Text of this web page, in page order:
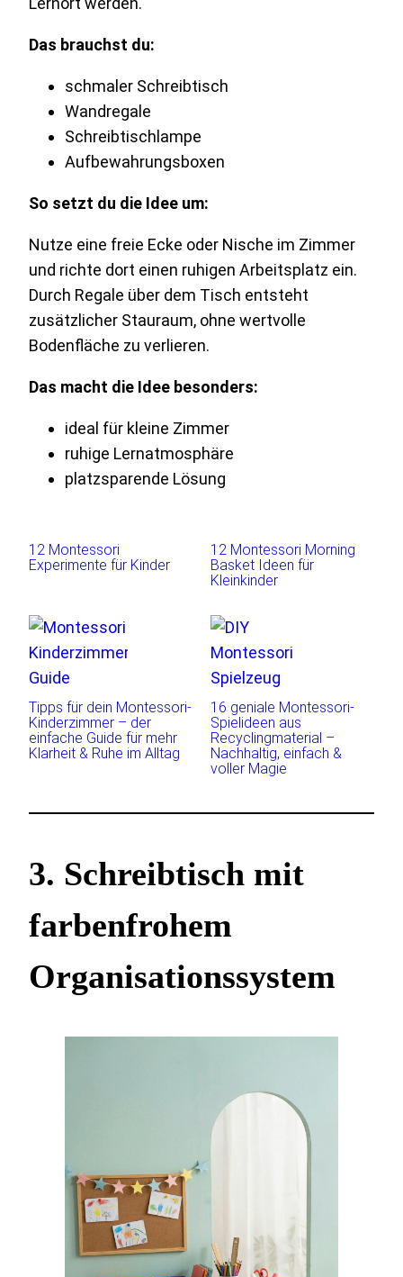
Das brauchst du:
schmaler Schreibtisch
Wandregale
Schreibtischlampe
Aufbewahrungsboxen
So setzt du die Idee um:
Nutze eine freie Ecke oder Nische im Zimmer
und richte dort einen ruhigen Arbeitsplatz ein.
Durch Regale über dem Tisch entsteht
zusätzlicher Stauraum, ohne wertvolle
Bodenfläche zu verlieren.
Das macht die Idee besonders:
ideal für kleine Zimmer
ruhige Lernatmosphäre
platzsparende Lösung
12 Montessori
Experimente für Kinder
12 Montessori Morning
Basket Ideen für
Kleinkinder
Tipps für dein Montessori-
Kinderzimmer – der
einfache Guide für mehr
Klarheit & Ruhe im Alltag
16 geniale Montessori-
Spielideen aus
Recyclingmaterial –
Nachhaltig, einfach &
voller Magie
3. Schreibtisch mit
farbenfrohem
Organisationssystem